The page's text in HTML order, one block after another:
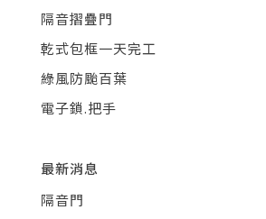
隔音摺疊門
乾式包框一天完工
綠風防颱百葉
電子鎖.把手
最新消息
隔音門